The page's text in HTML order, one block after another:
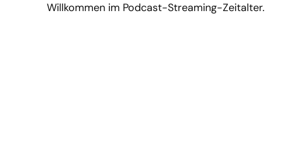
Willkommen im Podcast-Streaming-Zeitalter.